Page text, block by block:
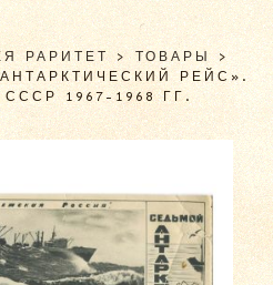
РАРИТЕТ >ТОВАРЫ>
РЕЙС».
1967-1968 ГГ.